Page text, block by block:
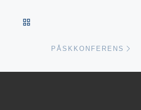
PÅSKKONFERENS